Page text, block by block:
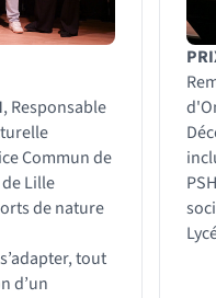
, Responsable
Commun de
Lille
de nature
tout
d’un